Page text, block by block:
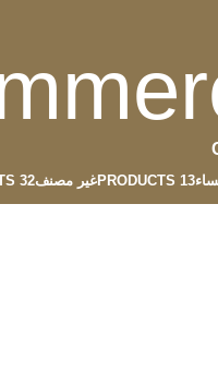
13 PRODUCTS غير مصنف32 PRODUCTS